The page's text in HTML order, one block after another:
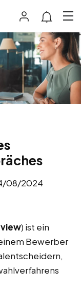
08/2024
) ist ein
Bewerber